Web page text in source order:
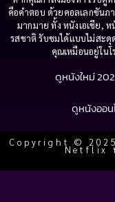
คือคำตอบ ด้วยคอลเลกชัน
มากมาย ทั้ง หนังเอเชีย,
รสชาติ รับชมได้แบบไม่สะ
คุณเหมือนอยู่ใน
ดูหนังใหม่
ดูหนังออน
Copyright ©
Netflix